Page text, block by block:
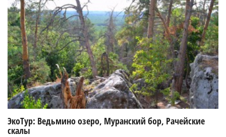
ЭкоТур: Ведьмино озеро, Муранский бор, Рачейские
скалы